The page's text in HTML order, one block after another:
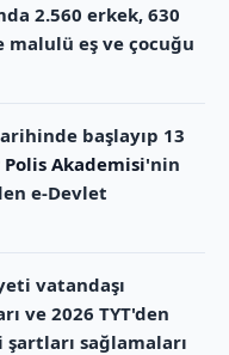
2.560 erkek, 630
malulü eş ve çocuğu
başlayıp 13
Polis Akademisi'nin
e-Devlet
vatandaşı
ve 2026 TYT'den
sağlamaları